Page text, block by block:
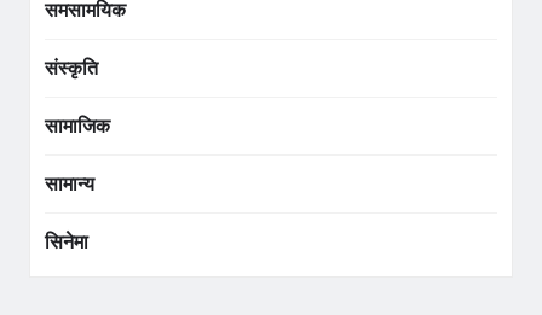
समसामयिक
संस्कृति
सामाजिक
सामान्य
सिनेमा